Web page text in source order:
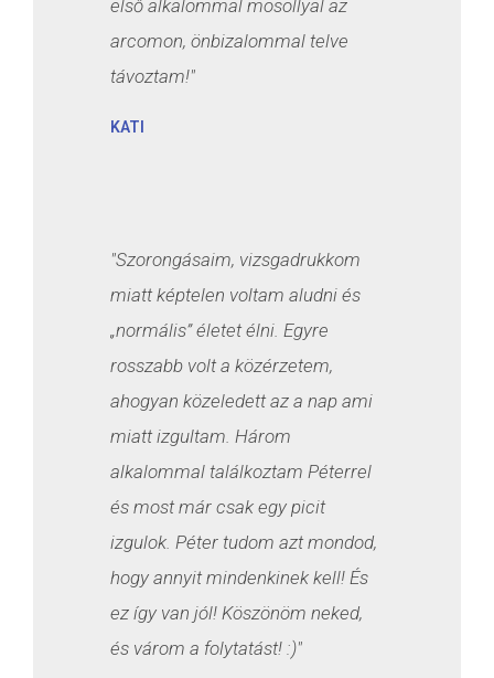
első alkalommal mosollyal az
arcomon, önbizalommal telve
távoztam!"
KATI
"Szorongásaim, vizsgadrukkom
miatt képtelen voltam aludni és
„normális” életet élni. Egyre
rosszabb volt a közérzetem,
ahogyan közeledett az a nap ami
miatt izgultam. Három
alkalommal találkoztam Péterrel
és most már csak egy picit
izgulok. Péter tudom azt mondod,
hogy annyit mindenkinek kell! És
ez így van jól! Köszönöm neked,
és várom a folytatást! :)"